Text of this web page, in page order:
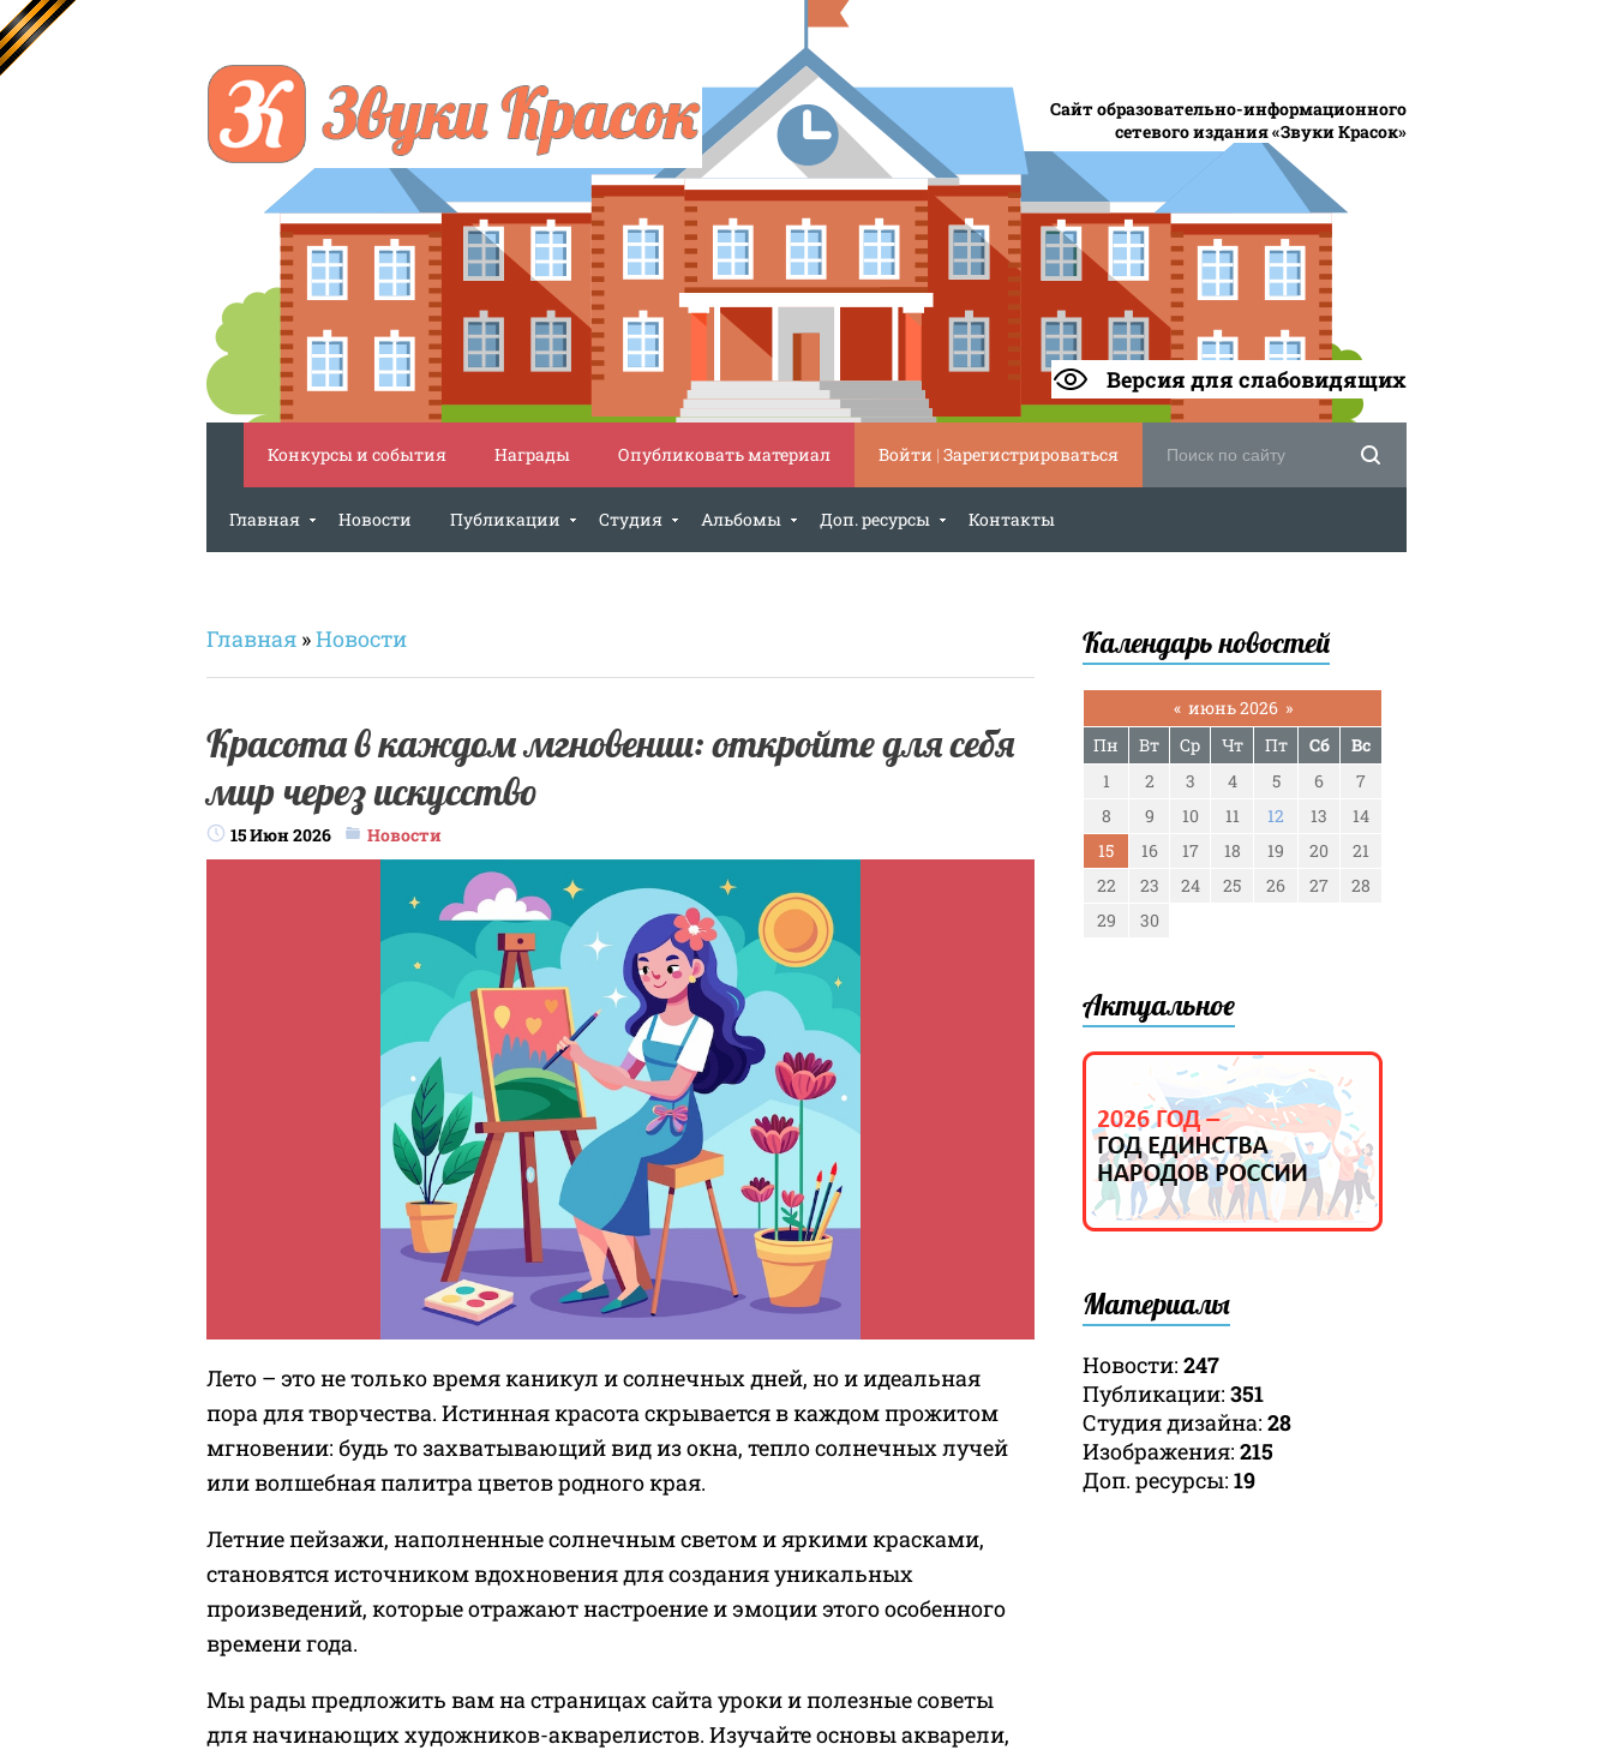
Сайт образовательно-информационного
сетевого издания «Звуки Красок»
Версия для слабовидящих
Войти | Зарегистрироваться
Опубликовать материал
Награды
Конкурсы и события
Главная Новости Публикации Студия Альбомы Доп. ресурсы Контакты
Главная »Новости
Красота в каждом мгновении: откройте для себя
мир через искусство
15 Июн 2026 Новости
Лето – это не только время каникул и солнечных дней, но и идеальная
пора для творчества. Истинная красота скрывается в каждом прожитом
мгновении: будь то захватывающий вид из окна, тепло солнечных лучей
или волшебная палитра цветов родного края.
Летние пейзажи, наполненные солнечным светом и яркими красками,
становятся источником вдохновения для создания уникальных
произведений, которые отражают настроение и эмоции этого особенного
времени года.
Мы рады предложить вам на страницах сайта уроки и полезные советы
для начинающих художников-акварелистов. Изучайте основы акварели,
Календарь новостей
« июнь 2026 »
Пн
Вт Ср Чт Пт Сб
Вс
1
2 3 4 5 6
7
8
9 10 11 12 13
14
15
16 17 18 19 20
21
22
23 24 25 26 27
28
29
30
Актуальное
Материалы
Новости: 247
Публикации: 351
Студия дизайна: 28
Изображения: 215
Доп. ресурсы: 19